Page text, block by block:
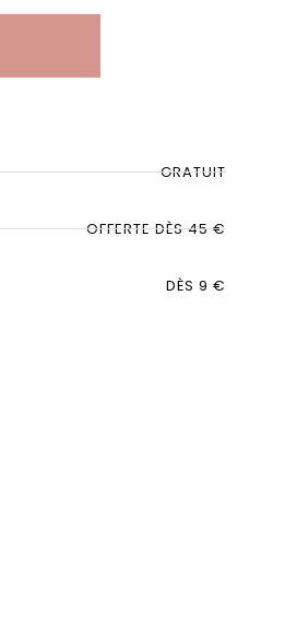
GRATUIT
OFFERTE DÈS 45 €
DÈS 9 €